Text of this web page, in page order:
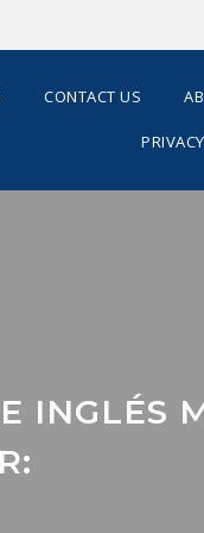
CONTACT US
INGLÉS